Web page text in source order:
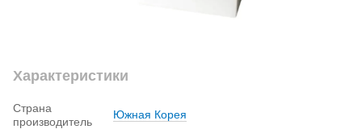
Характеристики
Страна
производитель
Южная Корея